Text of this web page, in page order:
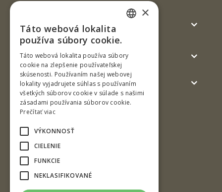
Ul. T. G. Masaryka 24
960 01 Zvolen
Študenti a štúdium
Absolventi
Verejnosť a médiá
×
Táto webová lokalita
používa súbory cookie.
Táto webová lokalita používa súbory
cookie na zlepšenie používateľskej
skúsenosti. Používaním našej webovej
lokality vyjadrujete súhlas s používaním
všetkých súborov cookie v súlade s našimi
zásadami používania súborov cookie.
Prečítať viac
VÝKONNOSŤ
CIELENIE
FUNKCIE
NEKLASIFIKOVANÉ